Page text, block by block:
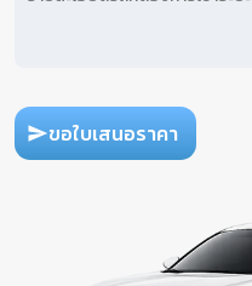
ขอใบเสนอราคา